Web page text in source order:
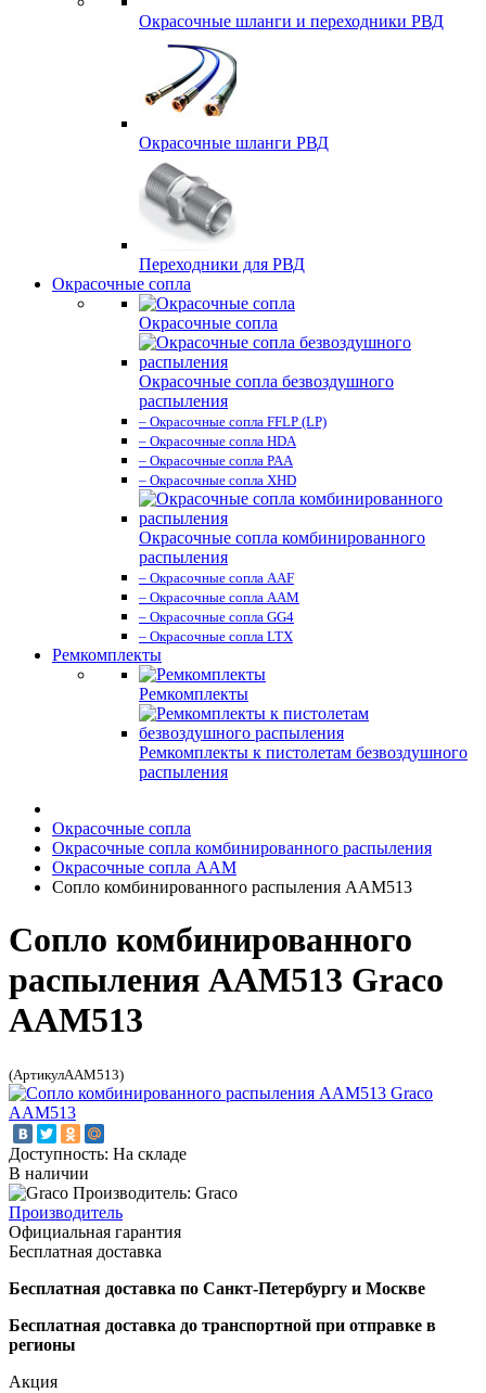
Окрасочные шланги и переходники РВД
Окрасочные шланги РВД
Переходники для РВД
Окрасочные сопла
Окрасочные сопла
Окрасочные сопла безвоздушного
распыления
– Окрасочные сопла FFLP (LP)
– Окрасочные сопла HDA
– Окрасочные сопла PAA
– Окрасочные сопла XHD
Окрасочные сопла комбинированного
распыления
– Окрасочные сопла AAF
– Окрасочные сопла AAM
– Окрасочные сопла GG4
– Окрасочные сопла LTX
Ремкомплекты
Ремкомплекты
Ремкомплекты к пистолетам безвоздушного
распыления
Окрасочные сопла
Окрасочные сопла комбинированного распыления
Окрасочные сопла AAM
Сопло комбинированного распыления AAM513
Сопло комбинированного
распыления AAM513 Graco
AAM513
(АртикулAAM513)
Доступность: На складе
В наличии
Производитель: Graco
Производитель
Официальная гарантия
Бесплатная доставка
Бесплатная доставка по Санкт-Петербургу и Москве
Бесплатная доставка до транспортной при отправке в
регионы
Акция